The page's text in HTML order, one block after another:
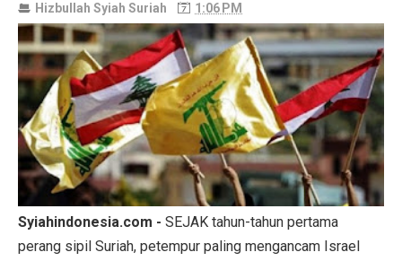
Hizbullah Syiah Suriah 1:06 PM
Syiahindonesia.com - SEJAK tahun-tahun pertama
perang sipil Suriah, petempur paling mengancam Israel